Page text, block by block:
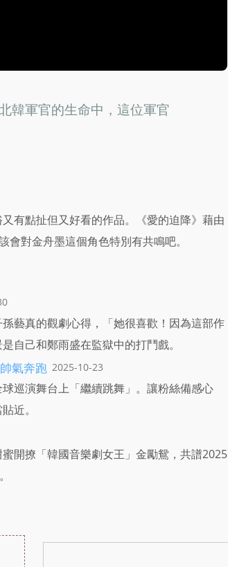
韓軍官的生命中，這位軍官
有點扯但又好看的作品。《愛的迫降》藉由
對金舟墨這個角色特別有共鳴吧。
藝真的觀劇心得，「她很喜歡！因為這部作
自己和鄭雨盛在監獄中的打鬥戲。
氣奔跑 2025-10-23
巡演舞台上「繼續跳舞」。讓粉絲備感心
近。
開撩「韓國音樂劇女王」金勵鴛，共譜2025